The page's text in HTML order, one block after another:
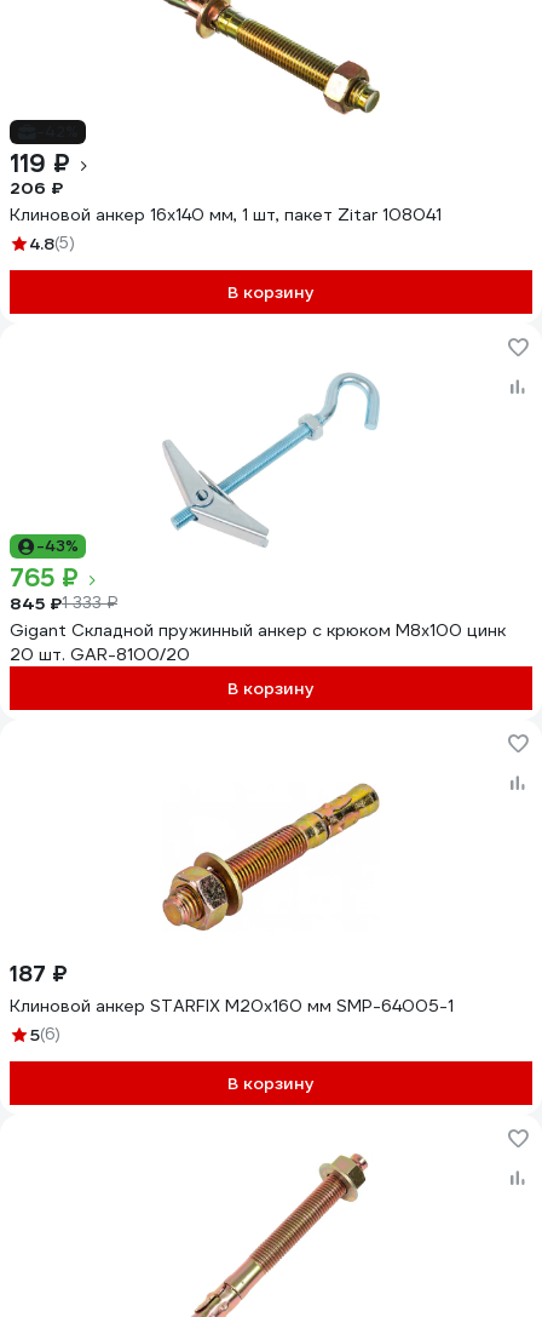
119 ₽
206 ₽
Клиновой анкер 16x140 мм, 1 шт, пакет Zitar 108041
4.8(5)
В корзину
-43%
765 ₽
845 ₽1 333 ₽
Gigant Складной пружинный анкер с крюком М8х100 цинк
20 шт. GAR-8100/20
В корзину
187 ₽
Клиновой анкер STARFIX М20x160 мм SMP-64005-1
5(6)
В корзину